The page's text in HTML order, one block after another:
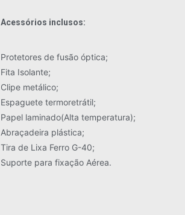
Acessórios inclusos:
Protetores de fusão óptica;
Fita Isolante;
Clipe metálico;
Espaguete termoretrátil;
Papel laminado(Alta temperatura);
Abraçadeira plástica;
Tira de Lixa Ferro G-40;
Suporte para fixação Aérea.